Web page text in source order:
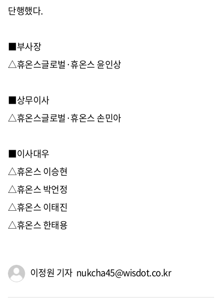
단행했다.
■부사장
△휴온스글로벌·휴온스 윤인상
■상무이사
△휴온스글로벌·휴온스 손민아
■이사대우
△휴온스 이승현
△휴온스 박언정
△휴온스 이태진
△휴온스 한태용
이정원 기자 nukcha45@wisdot.co.kr